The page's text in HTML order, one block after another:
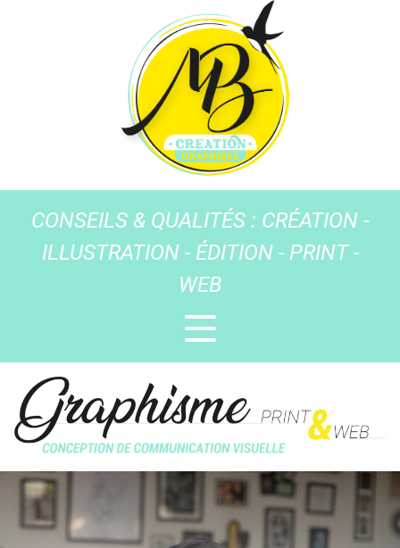
CONSEILS & QUALITÉS : CRÉATION -
ILLUSTRATION - ÉDITION - PRINT -
WEB